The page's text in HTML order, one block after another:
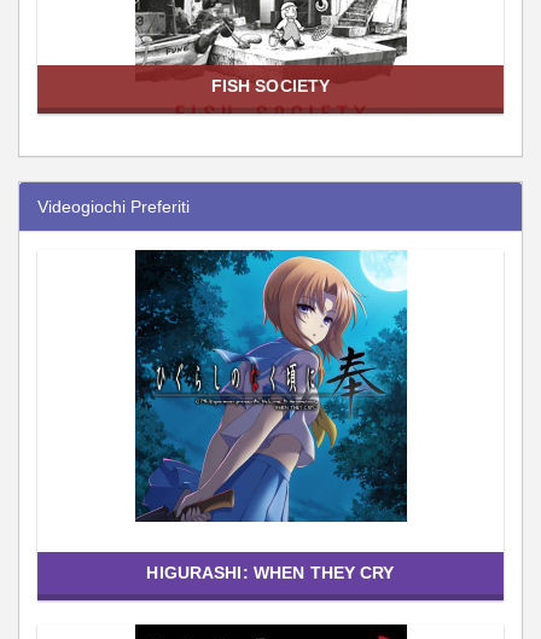
FISH SOCIETY
Videogiochi Preferiti
HIGURASHI: WHEN THEY CRY